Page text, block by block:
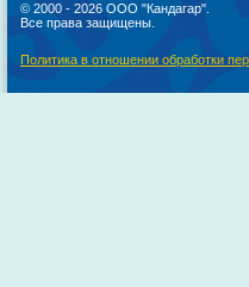
© 2000 - 2026 ООО "Кандагар".
Все права защищены.
Политика в отношении обработки